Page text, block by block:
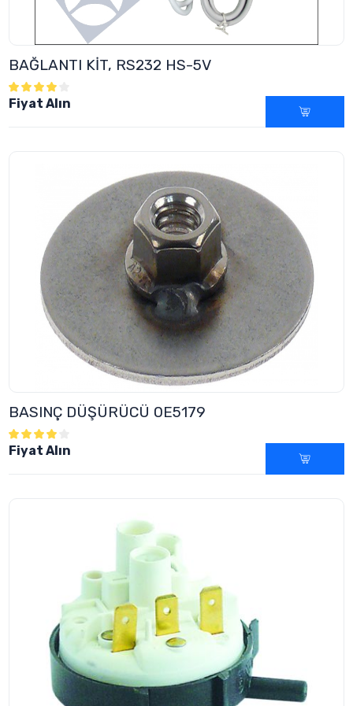
BAĞLANTI KİT, RS232 HS-5V
Fiyat Alın
BASINÇ DÜŞÜRÜCÜ 0E5179
Fiyat Alın